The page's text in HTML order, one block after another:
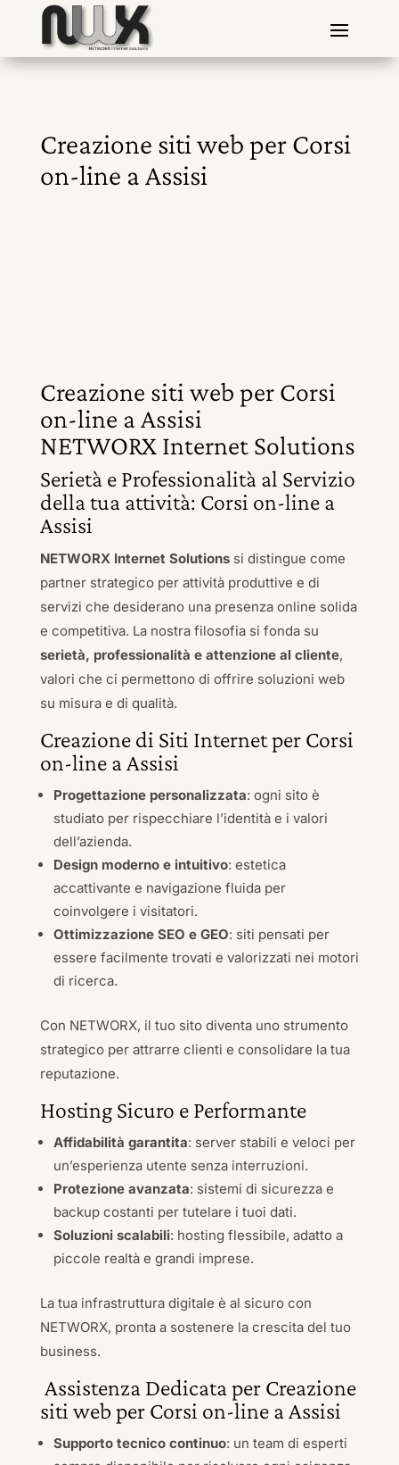
Creazione siti web per Corsi
on-line a Assisi
Creazione siti web per Corsi
on-line a Assisi
NETWORX Internet Solutions
Serietà e Professionalità al Servizio
della tua attività: Corsi on-line a
Assisi
NETWORX Internet Solutionssi distingue come
partner strategico per attività produttive e di
servizi che desiderano una presenza online solida
e competitiva. La nostra filosofia si fonda su
serietà, professionalità e attenzione al cliente,
valori che ci permettono di offrire soluzioni web
su misura e di qualità.
Creazione di Siti Internet per Corsi
on-line a Assisi
Progettazione personalizzata: ogni sito è
studiato per rispecchiare l’identità e i valori
dell’azienda.
Design moderno e intuitivo: estetica
accattivante e navigazione fluida per
coinvolgere i visitatori.
Ottimizzazione SEO e GEO: siti pensati per
essere facilmente trovati e valorizzati nei motori
di ricerca.
Con NETWORX, il tuo sito diventa uno strumento
strategico per attrarre clienti e consolidare la tua
reputazione.
Hosting Sicuro e Performante
Affidabilità garantita: server stabili e veloci per
un’esperienza utente senza interruzioni.
Protezione avanzata: sistemi di sicurezza e
backup costanti per tutelare i tuoi dati.
Soluzioni scalabili: hosting flessibile, adatto a
piccole realtà e grandi imprese.
La tua infrastruttura digitale è al sicuro con
NETWORX, pronta a sostenere la crescita del tuo
business.
Assistenza Dedicata per Creazione
siti web per Corsi on-line a Assisi
Supporto tecnico continuo: un team di esperti